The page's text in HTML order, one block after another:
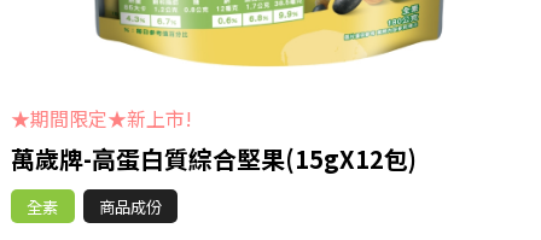
★期間限定★新上市!
萬歲牌-高蛋白質綜合堅果(15gX12包)
全素 商品成份